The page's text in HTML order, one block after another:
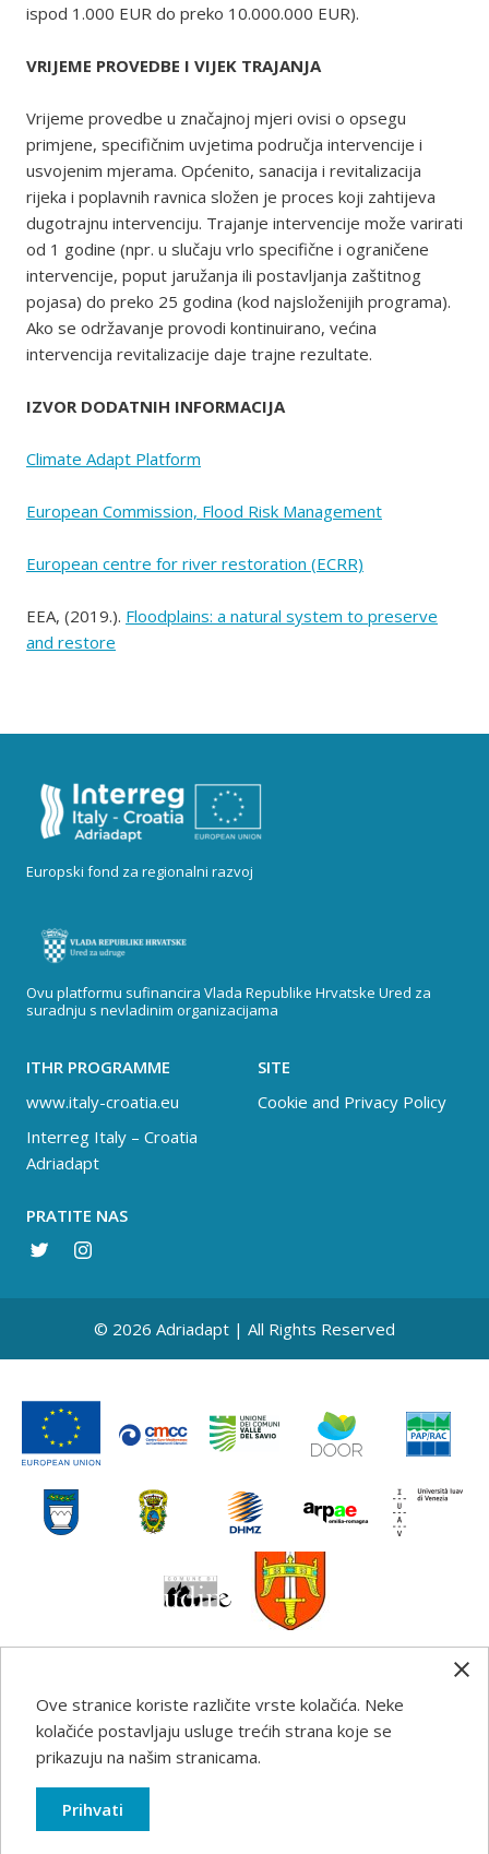
ispod 1.000 EUR do preko 10.000.000 EUR).
VRIJEME PROVEDBE I VIJEK TRAJANJA
Vrijeme provedbe u značajnoj mjeri ovisi o opsegu
primjene, specifičnim uvjetima područja intervencije i
usvojenim mjerama. Općenito, sanacija i revitalizacija
rijeka i poplavnih ravnica složen je proces koji zahtijeva
dugotrajnu intervenciju. Trajanje intervencije može varirati
od 1 godine (npr. u slučaju vrlo specifične i ograničene
intervencije, poput jaružanja ili postavljanja zaštitnog
pojasa) do preko 25 godina (kod najsloženijih programa).
Ako se održavanje provodi kontinuirano, većina
intervencija revitalizacije daje trajne rezultate.
IZVOR DODATNIH INFORMACIJA
Climate Adapt Platform
European Commission, Flood Risk Management
European centre for river restoration (ECRR)
EEA, (2019.). Floodplains: a natural system to preserve
and restore
Europski fond za regionalni razvoj
Ovu platformu sufinancira Vlada Republike Hrvatske Ured za
suradnju s nevladinim organizacijama
ITHR PROGRAMME
www.italy-croatia.eu
Interreg Italy – Croatia
Adriadapt
SITE
Cookie and Privacy Policy
PRATITE NAS
© 2026 Adriadapt | All Rights Reserved
Any information, good practice guidance and
recommendations published on this web site reflects the
author’s views; the Programme authorities are not liable
for any use that may be made of the information
Ove stranice koriste različite vrste kolačića. Neke
kolačiće postavljaju usluge trećih strana koje se
prikazuju na našim stranicama.
Prihvati